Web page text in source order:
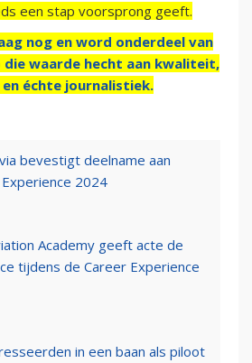
een stap voorsprong geeft.
nog en word onderdeel van
die waarde hecht aan kwaliteit,
échte journalistiek.
bevestigt deelname aan
2024
Academy geeft acte de
tijdens de Career Experience
in een baan als piloot